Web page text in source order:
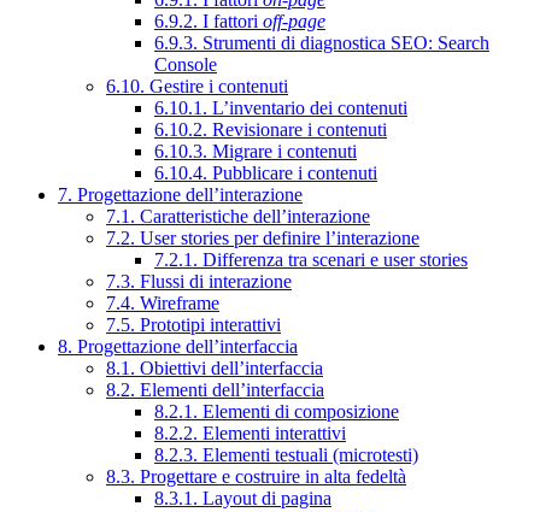
6.9.2. I fattori off-page
6.9.3. Strumenti di diagnostica SEO: Search
Console
6.10. Gestire i contenuti
6.10.1. L’inventario dei contenuti
6.10.2. Revisionare i contenuti
6.10.3. Migrare i contenuti
6.10.4. Pubblicare i contenuti
7. Progettazione dell’interazione
7.1. Caratteristiche dell’interazione
7.2. User stories per definire l’interazione
7.2.1. Differenza tra scenari e user stories
7.3. Flussi di interazione
7.4. Wireframe
7.5. Prototipi interattivi
8. Progettazione dell’interfaccia
8.1. Obiettivi dell’interfaccia
8.2. Elementi dell’interfaccia
8.2.1. Elementi di composizione
8.2.2. Elementi interattivi
8.2.3. Elementi testuali (microtesti)
8.3. Progettare e costruire in alta fedeltà
8.3.1. Layout di pagina